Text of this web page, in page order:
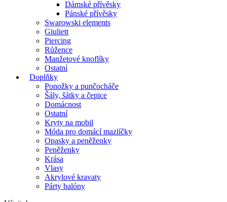
Dámské přívěsky
Pánské přívěsky
Swarowski elements
Giuliett
Piercing
Růžence
Manžetové knoflíky
Ostatní
Doplňky
Ponožky a punčocháče
Šály, šátky a čepice
Domácnost
Ostatní
Kryty na mobil
Móda pro domácí mazlíčky
Opasky a peněženky
Peněženky
Krása
Vlasy
Akrylové kravaty
Párty balóny